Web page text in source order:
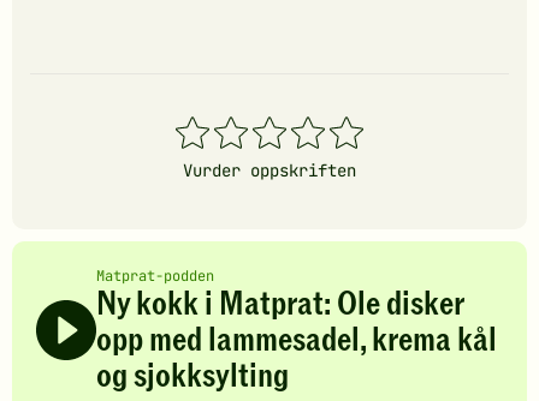
1
stjerner
2
stjerner
3
stjerner
4
stjerner
5
stjerner
Vurder oppskriften
Matprat-podden
Ny kokk i Matprat: Ole disker
opp med lammesadel, krema kål
og sjokksylting